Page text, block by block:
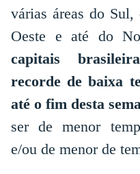
várias áreas do
Oeste e até do
capitais
recorde de baixa
até o fim desta
ser de menor
e/ou de menor de